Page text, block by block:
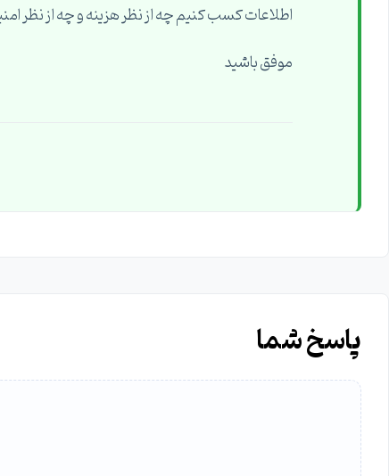
اطلاعات کسب کنیم چه از نظر هزینه و چه از
موفق باشید
پاسخ شما